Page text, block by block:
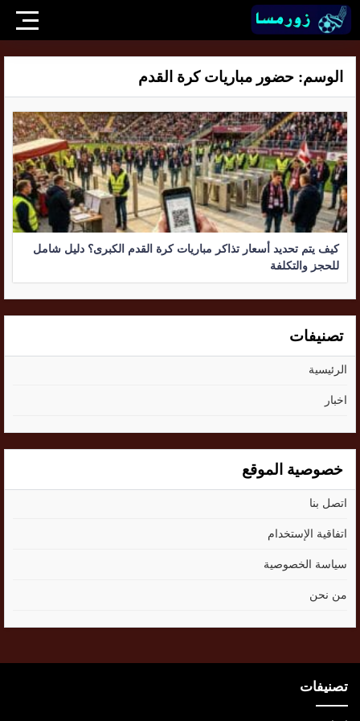
الوسم: حضور مباريات كرة القدم
كيف يتم تحديد أسعار تذاكر مباريات كرة القدم الكبرى؟ دليل شامل
للحجز والتكلفة
تصنيفات
الرئيسية
اخبار
خصوصية الموقع
اتصل بنا
اتفاقية الإستخدام
سياسة الخصوصية
من نحن
تصنيفات